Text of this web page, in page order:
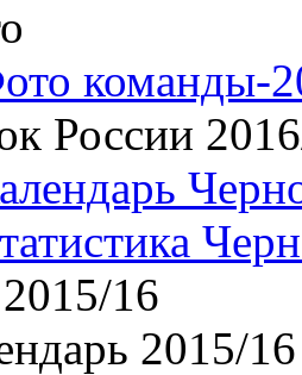
команды-
России
16
2015/16